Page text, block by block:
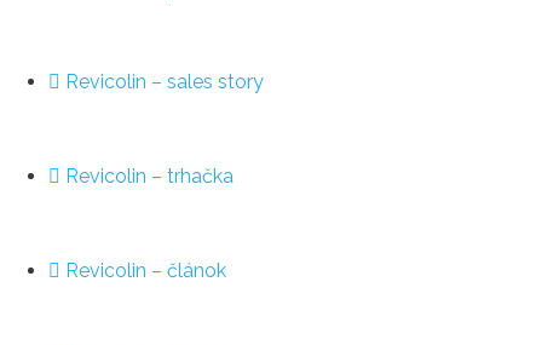
Revicolin – sales story
Revicolin – trhačka
Revicolin – článok